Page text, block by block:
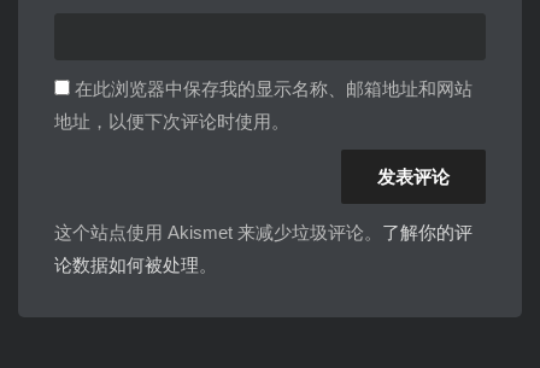
在此浏览器中保存我的显示名称、邮箱地址和网站
地址，以便下次评论时使用。
这个站点使用 Akismet 来减少垃圾评论。 了解你的评
论数据如何被处理。